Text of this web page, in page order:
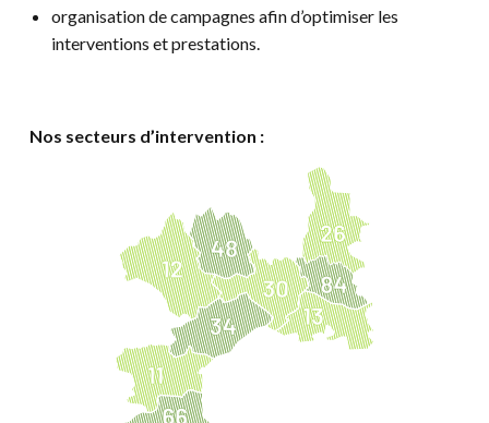
organisation de campagnes afin d’optimiser les
interventions et prestations.
Nos secteurs d’intervention :